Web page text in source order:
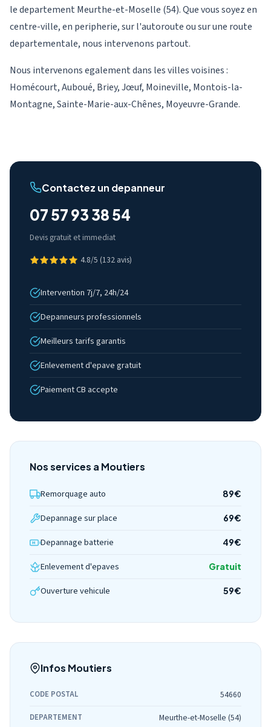
le departement Meurthe-et-Moselle (54). Que vous soyez en
centre-ville, en peripherie, sur l'autoroute ou sur une route
departementale, nous intervenons partout.
Nous intervenons egalement dans les villes voisines :
Homécourt, Auboué, Briey, Jœuf, Moineville, Montois-la-
Montagne, Sainte-Marie-aux-Chênes, Moyeuvre-Grande.
Contactez un depanneur
07 57 93 38 54
Devis gratuit et immediat
4.8/5 (132 avis)
Intervention 7j/7, 24h/24
Depanneurs professionnels
Meilleurs tarifs garantis
Enlevement d'epave gratuit
Paiement CB accepte
Nos services a Moutiers
Remorquage auto 89€
Depannage sur place 69€
Depannage batterie 49€
Enlevement d'epaves Gratuit
Ouverture vehicule 59€
Infos Moutiers
CODE POSTAL 54660
DEPARTEMENT Meurthe-et-Moselle (54)